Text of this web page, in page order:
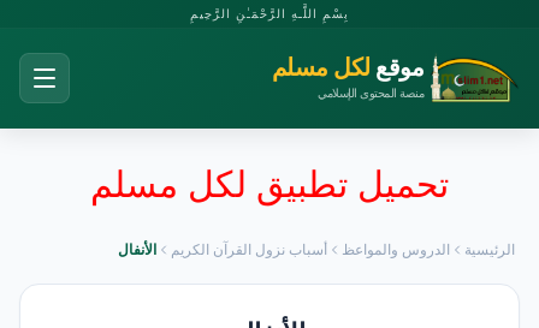
بِسْمِ اللَّـهِ الرَّحْمَـٰنِ الرَّحِيمِ
موقع لكل مسلم
منصة المحتوى الإسلامي
تحميل تطبيق لكل مسلم
الرئيسية الدروس والمواعظ أسباب نزول القرآن الكريم الأنفال